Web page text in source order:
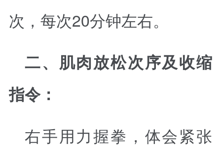
次，每次20分钟左右。
二、肌肉放松次序及收缩
指令：
右手用力握拳，体会紧张